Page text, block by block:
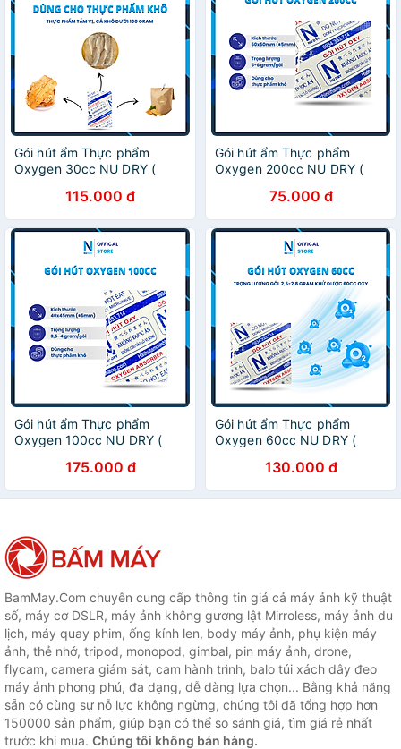
Gói hút ẩm Thực phẩm
Oxygen 30cc NU DRY (
cho Bánh Trung Thu,các loại
bánh, cá khô
115.000 đ
Gói hút ẩm Thực phẩm
Oxygen 200cc NU DRY (
cho Bánh Trung Thu,các loại
bánh, cá khô
75.000 đ
Gói hút ẩm Thực phẩm
Oxygen 100cc NU DRY (
cho Bánh Trung Thu,các loại
bánh, cá khô
175.000 đ
Gói hút ẩm Thực phẩm
Oxygen 60cc NU DRY (
cho Bánh Trung Thu,các loại
bánh, cá khô
130.000 đ
BamMay.Com chuyên cung cấp thông tin giá cả máy ảnh kỹ thuật
số, máy cơ DSLR, máy ảnh không gương lật Mirroless, máy ảnh du
lịch, máy quay phim, ống kính len, body máy ảnh, phụ kiện máy
ảnh, thẻ nhớ, tripod, monopod, gimbal, pin máy ảnh, drone,
flycam, camera giám sát, cam hành trình, balo túi xách dây đeo
máy ảnh phong phú, đa dạng, dễ dàng lựa chọn... Bằng khả năng
sẵn có cùng sự nỗ lực không ngừng, chúng tôi đã tổng hợp hơn
150000 sản phẩm, giúp bạn có thể so sánh giá, tìm giá rẻ nhất
trước khi mua. Chúng tôi không bán hàng.